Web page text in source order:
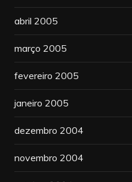
abril 2005
março 2005
fevereiro 2005
janeiro 2005
dezembro 2004
novembro 2004